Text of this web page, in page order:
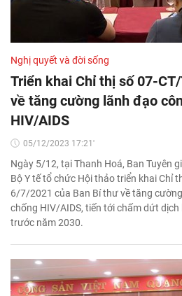
Nghị quyết và đời sống
Triển khai Chỉ thị số 07-
về tăng cường lãnh đạo
HIV/AIDS
05/12/2023 17:21'
Ngày 5/12, tại Thanh Hoá, Ban Tuyên
Bộ Y tế tổ chức Hội thảo triển khai Chỉ
6/7/2021 của Ban Bí thư về tăng
chống HIV/AIDS, tiến tới chấm dứt dịch
trước năm 2030.